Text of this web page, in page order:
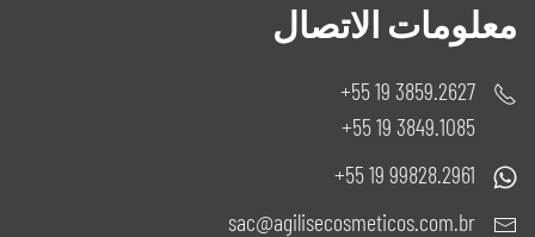
معلومات الاتصال
3859.2627 19 55+
3849.1085 19 55+
99828.2961 19 55+
sac@agilisecosmeticos.com.br